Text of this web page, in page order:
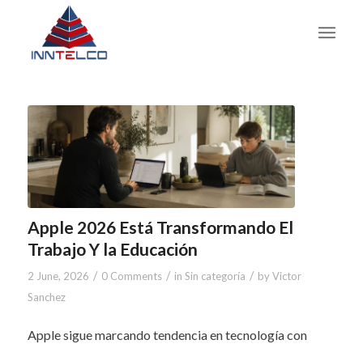
Apple 2026 Está Transformando El
Trabajo Y la Educación
2 June, 2026 / 0 Comments / in Sin categoría / byVictor
Sanchez
Apple sigue marcando tendencia en tecnología con